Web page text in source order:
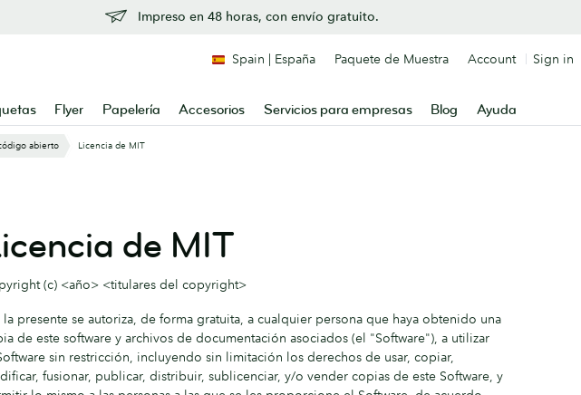
Impreso en 48 horas, con envío gratuito.
Flyer Papelería Accesorios Servicios para empresas Blog Ayuda
Spain | España Paquete de Muestra Account Sign in
abierto Licencia de MIT
de MIT
(c) <año> <titulares del copyright>
la presente se autoriza, de forma gratuita, a cualquier persona que haya obtenido una
de este software y archivos de documentación asociados (el "Software"), a utilizar
sin restricción, incluyendo sin limitación los derechos de usar, copiar,
fusionar, publicar, distribuir, sublicenciar, y/o vender copias de este Software, y